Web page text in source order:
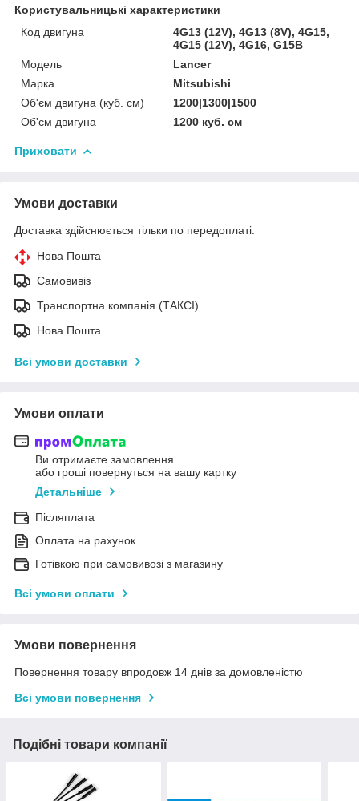
Користувальницькі характеристики
Код двигуна
4G13 (12V), 4G13 (8V), 4G15,
4G15 (12V), 4G16, G15B
Мoдель
Lancer
Марка
Mitsubishi
Об'єм двигуна (куб. см)
1200|1300|1500
Об'єм двигуна
1200 куб. cм
Приховати
Умови доставки
Доставка здійснюється тільки по передоплаті.
Нова Пошта
Самовивіз
Транспортна компанія (ТАКСІ)
Нова Пошта
Всі умови доставки
Умови оплати
Ви отримаєте замовлення
або гроші повернуться на вашу картку
Детальніше
Післяплата
Оплата на рахунок
Готівкою при самовивозі з магазину
Всі умови оплати
Умови повернення
Повернення товару впродовж 14 днів за домовленістю
Всі умови повернення
Подібні товари компанії